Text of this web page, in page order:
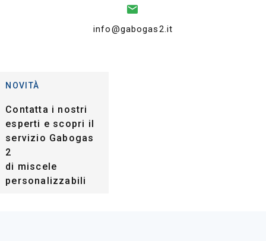
info@gabogas2.it
NOVITÀ
Contatta i nostri
esperti e scopri il
servizio Gabogas
2
di miscele
personalizzabili